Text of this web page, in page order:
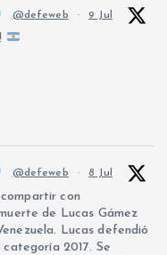
@defeweb · 9 Jul
@defeweb · 8 Jul
con
de Lucas Gámez
Lucas defendió
2017. Se